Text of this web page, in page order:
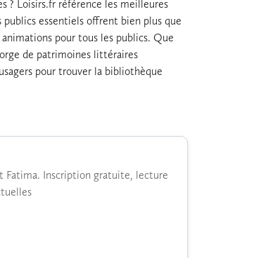
? Loisirs.fr référence les meilleures
essentiels offrent bien plus que
pour tous les publics. Que
de patrimoines littéraires
pour trouver la bibliothèque
Fatima. Inscription gratuite, lecture